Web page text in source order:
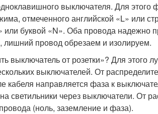
выключателя. Для этого
отмеченного английской «L» или
или буквой «N». Оба провода надежно
лишний провод обрезаем и изолируем.
выключатель от розетки»? Для этого
выключателей. От
направляется фаза к
светильники через выключатели. От
(ноль, заземление и фаза).